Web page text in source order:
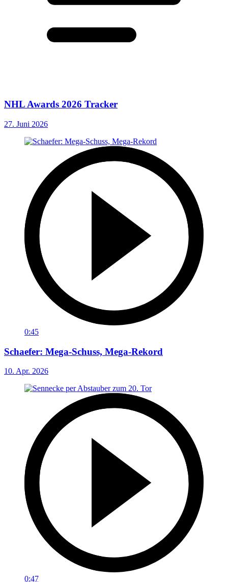
NHL Awards 2026 Tracker
27. Juni 2026
0:45
Schaefer: Mega-Schuss, Mega-Rekord
10. Apr. 2026
0:47